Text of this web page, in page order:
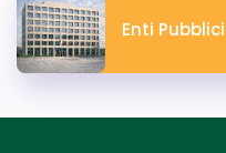
Enti Pubblici